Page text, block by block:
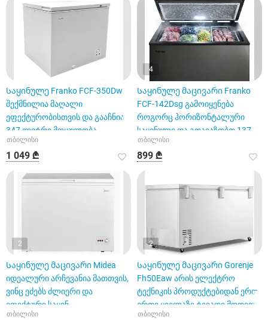
Საყინულე Franko FCF-350Dw
შექმნილია მაღალი
ეფექტურობისთვის და გააჩნია
347 ლიტრი მოცულობა
თბილისი
1 049 ₾
4
Საყინულე მაცივარი Franko
FCF-142Dsg გამოიყენება
როგორც ჰორიზონტალური
საყინულე და გთავაზობთ 137
ლიტრი
თბილისი
899 ₾
2
Საყინულე მაცივარი Midea
იდეალური არჩევანია მათთვის,
ვინც ეძებს ძლიერი და
ეფექტური საყინ
თბილისი
2
Საყინულე მაცივარი Gorenje
Fh50Eaw არის ელექტრო
ტექნიკის პროდუქტებიდან ერთ-
ერთი ყველაზე ტევადი მოდელი
თბილისი